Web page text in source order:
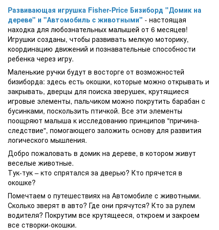
Развивающая игрушка Fisher-Price Бизиборд "Домик на
дереве" и "Автомобиль с животными" - настоящая
находка для любознательных малышей от 6 месяцев!
Игрушки созданы, чтобы развивать мелкую моторику,
координацию движений и познавательные способности
ребенка через игру.
Маленькие ручки будут в восторге от возможностей
бизиборда: здесь есть окошки, которые можно открывать и
закрывать, дверцы для поиска зверушек, крутящиеся
игровые элементы, пальчиком можно покрутить барабан с
бусинками, поскользить птичкой. Все эти элементы
поощряют малыша к исследованию принципов "причина-
следствие", помогающего заложить основу для развития
логического мышления.
Добро пожаловать в домик на дереве, в котором живут
веселые животные.
Тук-тук – кто спрятался за дверью? Кто прячется в
окошке?
Помечтаем о путешествиях на Автомобиле с животными.
Сколько зверят в авто? Где они прячутся? Кто за рулем
водителя? Покрутим все крутящееся, откроем и закроем
все створки-окошки.